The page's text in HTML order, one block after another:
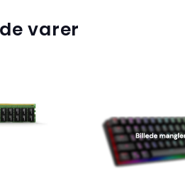
varer